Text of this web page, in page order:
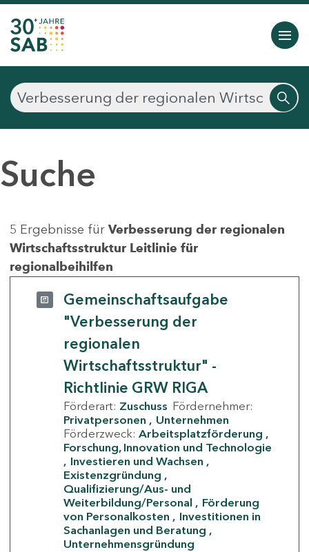
Suche
5 Ergebnisse für Verbesserung der regionalen
Wirtschaftsstruktur Leitlinie für
regionalbeihilfen
Gemeinschaftsaufgabe
"Verbesserung der
regionalen
Wirtschaftsstruktur" -
Richtlinie GRW RIGA
Förderart: Zuschuss Fördernehmer:
Privatpersonen
Unternehmen
Förderzweck: Arbeitsplatzförderung
Forschung, Innovation und Technologie
Investieren und Wachsen
Existenzgründung
Qualifizierung/Aus- und
Weiterbildung/Personal
Förderung
von Personalkosten
Investitionen in
Sachanlagen und Beratung
Unternehmensgründung